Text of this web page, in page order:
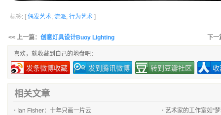
标签: [ 偶发艺术, 流派, 行为艺术 ]
<< 上一篇： 创意灯具设计Buoy Lighting 下
喜欢，就收藏到自己的地盘吧：
发条微博收藏 发到腾讯微博 转到豆瓣社区
相关文章
Ian Fisher：十年只画一片云
艺术家的工作室如“